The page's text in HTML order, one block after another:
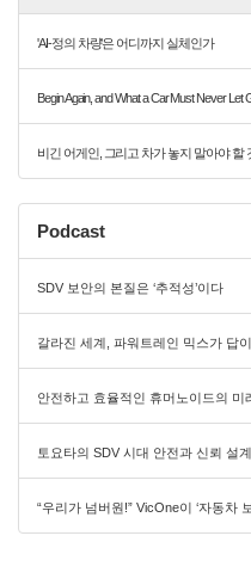
'AI-정의 차량'은 어디까지 실체인가
Begin Again, and What a Car Must Never Let
비긴 어게인, 그리고 차가 놓지 말아야 할
Podcast
SDV 보안의 본질은 ‘추적성’이다
갈라진 세계, 파워트레인 믹스가 답
안전하고 효율적인 휴머노이드의 미
토요타의 SDV 시대 안전과 신뢰 설
“우리가 넘버원!” VicOne이 ‘자동차